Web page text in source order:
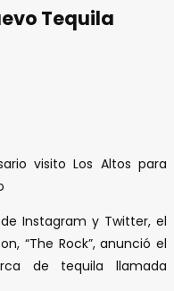
Tequila
visito Los Altos para
Instagram y Twitter, el
“The Rock”, anunció el
de tequila llamada